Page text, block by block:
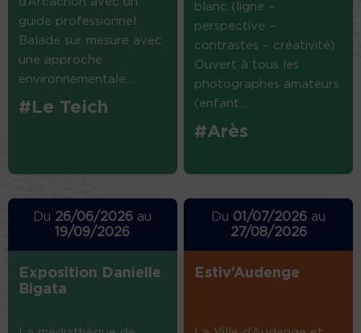
guide professionnel.
Balade sur mesure avec
une approche
environnementale....
#Le Teich
blanc (ligne –
perspective –
contrastes – créativité)
Ouvert à tous les
photographes amateurs
(enfant...
#Arès
Du 26/06/2026 au
19/09/2026
Exposition Danielle
Bigata
Du 01/07/2026 au
27/08/2026
Estiv’Audenge